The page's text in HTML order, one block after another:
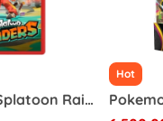
Băng Game Splatoon Raiders Nintendo Switch 2
Hot